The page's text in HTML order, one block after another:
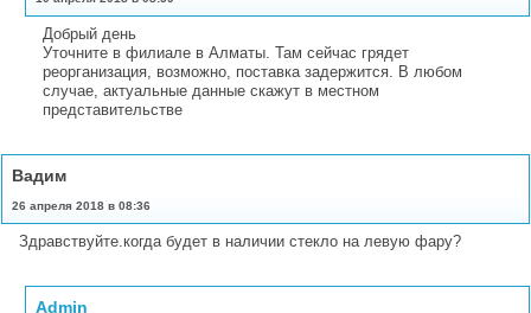
Добрый день
Уточните в филиале в Алматы. Там сейчас грядет
реорганизация, возможно, поставка задержится. В любом
случае, актуальные данные скажут в местном
представительстве
Вадим
26 апреля 2018 в 08:36
Здравствуйте.когда будет в наличии стекло на левую фару?
Admin